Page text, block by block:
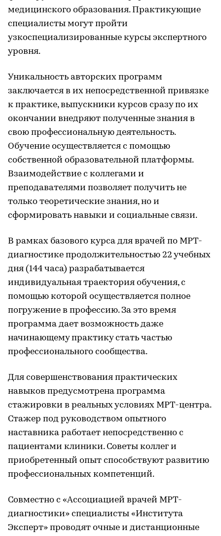
медицинского образования. Практикующие
специалисты могут пройти
узкоспециализированные курсы экспертного
уровня.
Уникальность авторских программ
заключается в их непосредственной привязке
к практике, выпускники курсов сразу по их
окончании внедряют полученные знания в
свою профессиональную деятельность.
Обучение осуществляется с помощью
собственной образовательной платформы.
Взаимодействие с коллегами и
преподавателями позволяет получить не
только теоретические знания, но и
сформировать навыки и социальные связи.
В рамках базового курса для врачей по МРТ-
диагностике продолжительностью 22 учебных
дня (144 часа) разрабатывается
индивидуальная траектория обучения, с
помощью которой осуществляется полное
погружение в профессию. За это время
программа дает возможность даже
начинающему практику стать частью
профессионального сообщества.
Для совершенствования практических
навыков предусмотрена программа
стажировки в реальных условиях МРТ-центра.
Стажер под руководством опытного
наставника работает непосредственно с
пациентами клиники. Советы коллег и
приобретенный опыт способствуют развитию
профессиональных компетенций.
Совместно с «Ассоциацией врачей МРТ-
диагностики» специалисты «Института
Эксперт» проводят очные и дистанционные